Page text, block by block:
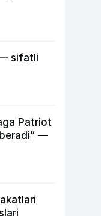
— sifatli
Patriot
—